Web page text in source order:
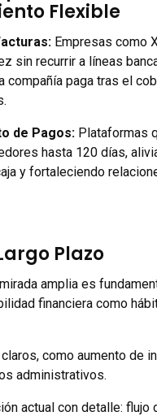
Flexible
: Empresas como
sin recurrir a líneas
compañía paga tras el
de Pagos: Plataformas
hasta 120 días,
y fortaleciendo
Plazo
amplia es
financiera como
como aumento de
administrativos.
actual con detalle: flujo